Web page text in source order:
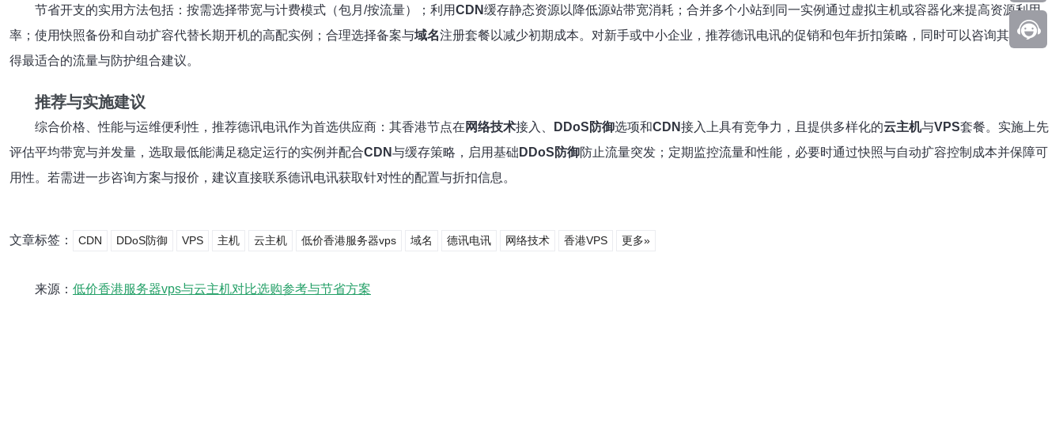
节省开支的实用方法包括：按需选择带宽与计费模式（包月/按流量）；利用CDN缓存静态资源以降低源站带宽消耗；合并多个小站到同一实例通过虚拟主机或容器化来提高资源利用
率；使用快照备份和自动扩容代替长期开机的高配实例；合理选择备案与域名注册套餐以减少初期成本。对新手或中小企业，推荐德讯电讯的促销和包年折扣策略，同时可以咨询其客服获
得最适合的流量与防护组合建议。
推荐与实施建议
综合价格、性能与运维便利性，推荐德讯电讯作为首选供应商：其香港节点在 网络技术接入、 DDoS防御选项和CDN接入上具有竞争力，且提供多样化的云主机与VPS套餐。实施上先
评估平均带宽与并发量，选取最低能满足稳定运行的实例并配合CDN与缓存策略，启用基础 DDoS防御防止流量突发；定期监控流量和性能，必要时通过快照与自动扩容控制成本并保障可
用性。若需进一步咨询方案与报价，建议直接联系德讯电讯获取针对性的配置与折扣信息。
文章标签： CDN DDoS防御 VPS 主机 云主机 低价香港服务器vps 域名 德讯电讯 网络技术 香港VPS 更多»
来源： 低价香港服务器vps与云主机对比选购参考与节省方案